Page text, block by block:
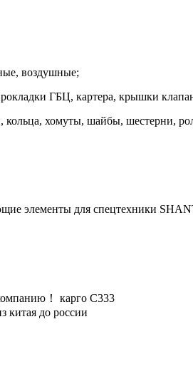
воздушные;
ГБЦ, картера, крышки
кольца, хомуты, шайбы, шестерни,
элементы для спецтехники
！ карго C333
китая до россии